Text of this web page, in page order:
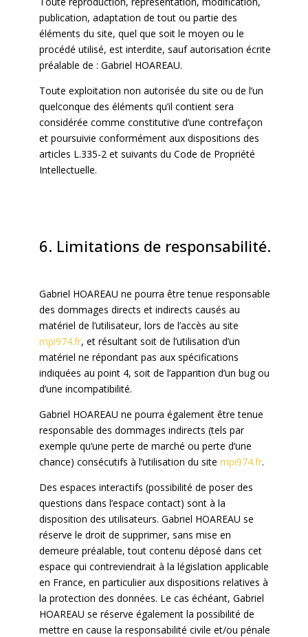
publication, adaptation de tout ou partie des
éléments du site, quel que soit le moyen ou le
procédé utilisé, est interdite, sauf autorisation écrite
préalable de : Gabriel HOAREAU.
Toute exploitation non autorisée du site ou de l’un
quelconque des éléments qu’il contient sera
considérée comme constitutive d’une contrefaçon
et poursuivie conformément aux dispositions des
articles L.335-2 et suivants du Code de Propriété
Intellectuelle.
6. Limitations de responsabilité.
Gabriel HOAREAU ne pourra être tenue responsable
des dommages directs et indirects causés au
matériel de l’utilisateur, lors de l’accès au site
mpi974.fr, et résultant soit de l’utilisation d’un
matériel ne répondant pas aux spécifications
indiquées au point 4, soit de l’apparition d’un bug ou
d’une incompatibilité.
Gabriel HOAREAU ne pourra également être tenue
responsable des dommages indirects (tels par
exemple qu’une perte de marché ou perte d’une
chance) consécutifs à l’utilisation du site mpi974.fr.
Des espaces interactifs (possibilité de poser des
questions dans l’espace contact) sont à la
disposition des utilisateurs. Gabriel HOAREAU se
réserve le droit de supprimer, sans mise en
demeure préalable, tout contenu déposé dans cet
espace qui contreviendrait à la législation applicable
en France, en particulier aux dispositions relatives à
la protection des données. Le cas échéant, Gabriel
HOAREAU se réserve également la possibilité de
mettre en cause la responsabilité civile et/ou pénale